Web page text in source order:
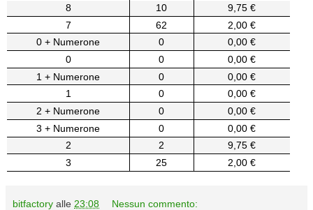
8
10
9,75 €
7
62
2,00 €
0 + Numerone
0
0,00 €
0
0
0,00 €
1 + Numerone
0
0,00 €
1
0
0,00 €
2 + Numerone
0
0,00 €
3 + Numerone
0
0,00 €
2
2
9,75 €
3
25 2,00 €
bitfactory alle 23:08 Nessun commento: